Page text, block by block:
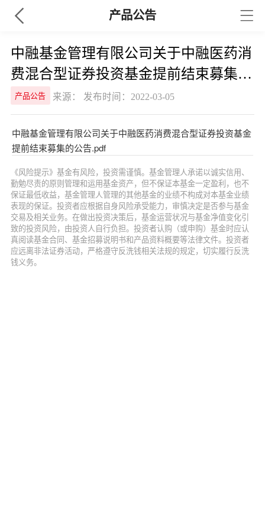
产品公告
中融基金管理有限公司关于中融医药消
费混合型证券投资基金提前结束募集的
公告
产品公告 来源： 发布时间：2022-03-05
中融基金管理有限公司关于中融医药消费混合型证券投资基金
提前结束募集的公告.pdf
《风险提示》基金有风险，投资需谨慎。基金管理人承诺以诚实信用、
勤勉尽责的原则管理和运用基金资产，但不保证本基金一定盈利，也不
保证最低收益，基金管理人管理的其他基金的业绩不构成对本基金业绩
表现的保证。投资者应根据自身风险承受能力，审慎决定是否参与基金
交易及相关业务。在做出投资决策后，基金运营状况与基金净值变化引
致的投资风险，由投资人自行负担。投资者认购（或申购）基金时应认
真阅读基金合同、基金招募说明书和产品资料概要等法律文件。投资者
应远离非法证券活动，严格遵守反洗钱相关法规的规定，切实履行反洗
钱义务。